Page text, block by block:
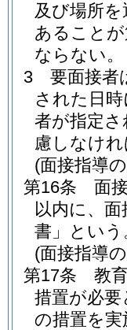
及び場所
あること
ならない。
3
要面接者
された日
者が指定
慮しなけ
(面接指導
第16条
面
以内に、
書」という
(面接指導
第17条
教
措置が必
の措置を